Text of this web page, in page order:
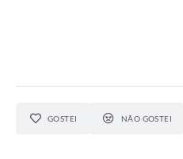
GOSTEI NÃO GOSTEI